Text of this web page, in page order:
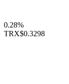
0.28%
TRX$0.3298